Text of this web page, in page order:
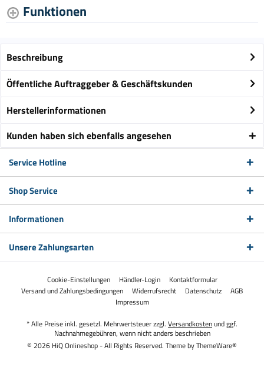
Funktionen
Beschreibung
Öffentliche Auftraggeber & Geschäftskunden
Herstellerinformationen
Kunden haben sich ebenfalls angesehen
Service Hotline
Shop Service
Informationen
Unsere Zahlungsarten
Cookie-Einstellungen Händler-Login
Kontaktformular
Versand und Zahlungsbedingungen
Widerrufsrecht Datenschutz
AGB
Impressum
* Alle Preise inkl. gesetzl. Mehrwertsteuer zzgl. Versandkostenund ggf.
Nachnahmegebühren, wenn nicht anders beschrieben
© 2026 HiQ Onlineshop - All Rights Reserved. Theme byThemeWare®